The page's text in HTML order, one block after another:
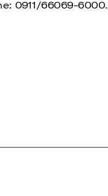
0911/66069-6000.